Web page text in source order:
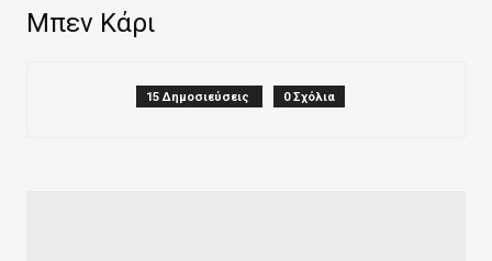
Μπεν Κάρι
15 Δημοσιεύσεις 0 Σχόλια